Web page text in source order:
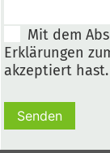
Mit dem
Erklärungen
akzeptiert hast.
Senden